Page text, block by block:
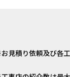
お見積り依頼及び各